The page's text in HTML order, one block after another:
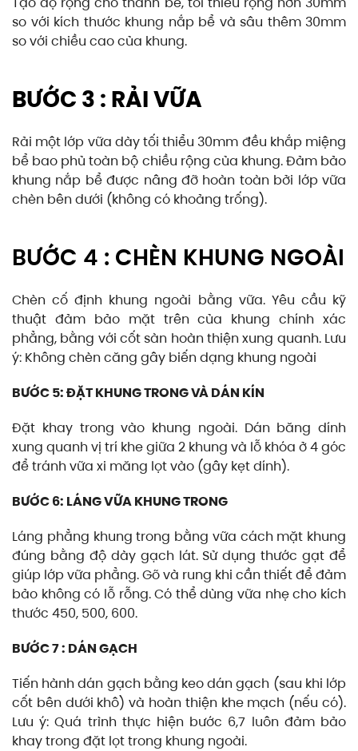
so với kích thước khung nắp bể và sâu thêm 30mm
so với chiều cao của khung.
BƯỚC 3 : RẢI VỮA
Rải một lớp vữa dày tối thiểu 30mm đều khắp miệng
bể bao phủ toàn bộ chiều rộng của khung. Đảm bảo
khung nắp bể được nâng đỡ hoàn toàn bởi lớp vữa
chèn bên dưới (không có khoảng trống).
BƯỚC 4 : CHÈN KHUNG NGOÀI
Chèn cố định khung ngoài bằng vữa. Yêu cầu kỹ
thuật đảm bảo mặt trên của khung chính xác
phẳng, bằng với cốt sàn hoàn thiện xung quanh. Lưu
ý: Không chèn căng gây biến dạng khung ngoài
BƯỚC 5: ĐẶT KHUNG TRONG VÀ DÁN KÍN
Đặt khay trong vào khung ngoài. Dán băng dính
xung quanh vị trí khe giữa 2 khung và lỗ khóa ở 4 góc
để tránh vữa xi măng lọt vào (gây kẹt dính).
BƯỚC 6: LÁNG VỮA KHUNG TRONG
Láng phẳng khung trong bằng vữa cách mặt khung
đúng bằng độ dày gạch lát. Sử dụng thước gạt để
giúp lớp vữa phẳng. Gõ và rung khi cần thiết để đảm
bảo không có lỗ rỗng. Có thể dùng vữa nhẹ cho kích
thước 450, 500, 600.
BƯỚC 7 : DÁN GẠCH
Tiến hành dán gạch bằng keo dán gạch (sau khi lớp
cốt bên dưới khô) và hoàn thiện khe mạch (nếu có).
Lưu ý: Quá trình thực hiện bước 6,7 luôn đảm bảo
khay trong đặt lọt trong khung ngoài.